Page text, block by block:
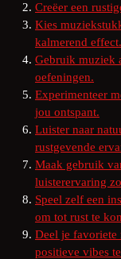
Creëer een
Kies
kalmerend effect.
Gebruik muziek
oefeningen.
Experimenteer
jou ontspant.
Luister naar
rustgevende
Maak gebruik
luisterervaring
Speel zelf een
om tot rust te
Deel je favoriete
positieve vibes